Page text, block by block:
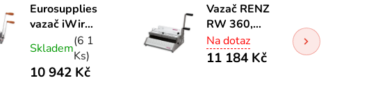
Eurosupplies
vazač iWire
Skladem(6 1
Ks)
10 942 Kč
Vazač RENZ
RW 360,
drátěná
vazba 3:1
Na dotaz
11 184 Kč